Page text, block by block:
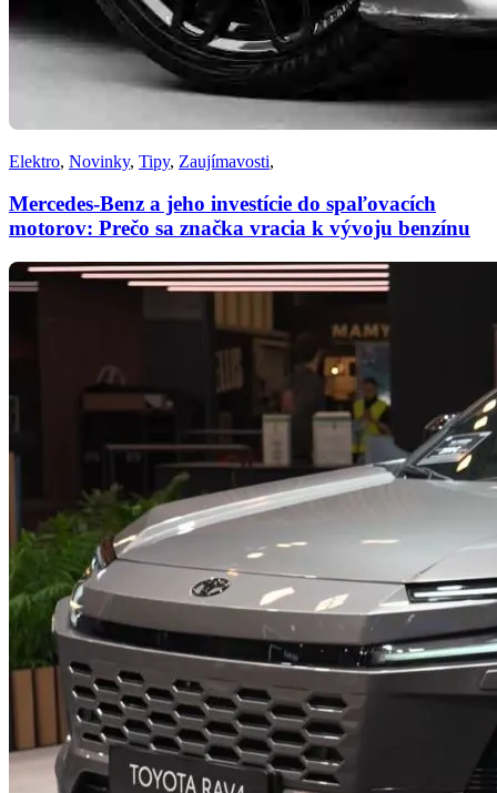
Elektro, Novinky, Tipy, Zaujímavosti,
Mercedes-Benz a jeho investície do spaľovacích
motorov: Prečo sa značka vracia k vývoju benzínu